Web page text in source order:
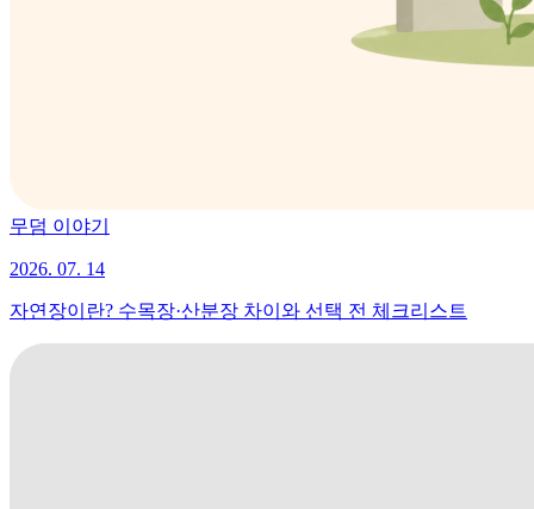
무덤 이야기
2026. 07. 14
자연장이란? 수목장·산분장 차이와 선택 전 체크리스트